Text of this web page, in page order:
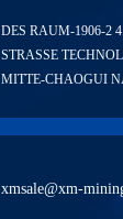
DES RAUM-1906-2
STRASSE
MITTE-CHAOGUI
xmsale@xm-